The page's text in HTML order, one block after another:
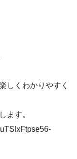
しくわかりやすく
ます。